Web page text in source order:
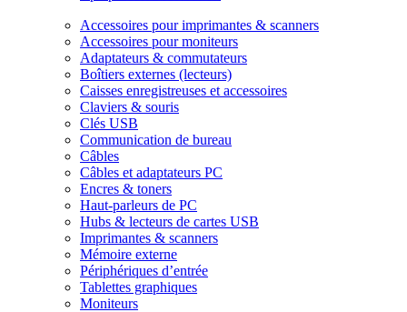
Accessoires pour imprimantes & scanners
Accessoires pour moniteurs
Adaptateurs & commutateurs
Boîtiers externes (lecteurs)
Caisses enregistreuses et accessoires
Claviers & souris
Clés USB
Communication de bureau
Câbles
Câbles et adaptateurs PC
Encres & toners
Haut-parleurs de PC
Hubs & lecteurs de cartes USB
Imprimantes & scanners
Mémoire externe
Périphériques d’entrée
Tablettes graphiques
Moniteurs